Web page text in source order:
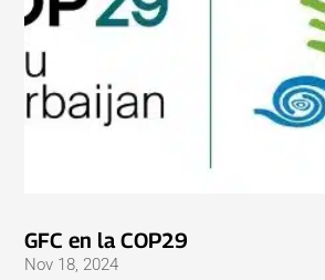
GFC en la COP29
Nov 18, 2024